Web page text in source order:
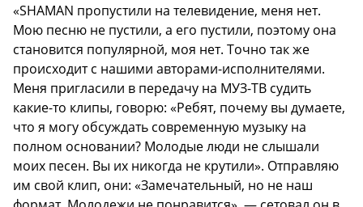
«SHAMAN пропустили на телевидение, меня нет.
Мою песню не пустили, а его пустили, поэтому она
становится популярной, моя нет. Точно так же
происходит с нашими авторами-исполнителями.
Меня пригласили в передачу на МУЗ-ТВ судить
какие-то клипы, говорю: «Ребят, почему вы думаете,
что я могу обсуждать современную музыку на
полном основании? Молодые люди не слышали
моих песен. Вы их никогда не крутили». Отправляю
им свой клип, они: «Замечательный, но не наш